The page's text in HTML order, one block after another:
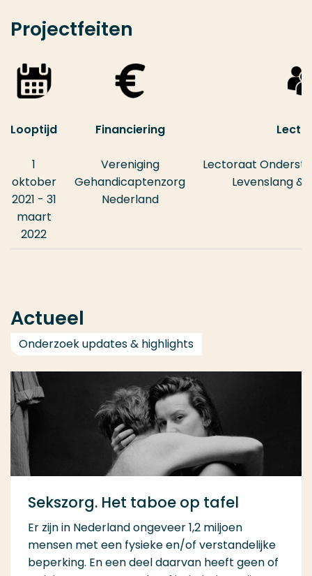
Projectfeiten
Looptijd
1
oktober
2021 - 31
maart
2022
Financiering
Vereniging
Gehandicaptenzorg
Nederland
Lectoraat
Levenslang &
Actueel
Onderzoek updates & highlights
Sekszorg. Het taboe op tafel
Er zijn in Nederland ongeveer 1,2 miljoen
mensen met een fysieke en/of verstandelijke
beperking. En een deel daarvan heeft geen of